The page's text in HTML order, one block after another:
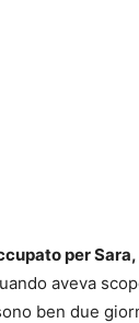
per
aveva
ben due